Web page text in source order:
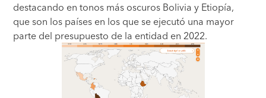
destacando en tonos más oscuros Bolivia y Etiopía,
que son los países en los que se ejecutó una mayor
parte del presupuesto de la entidad en 2022.